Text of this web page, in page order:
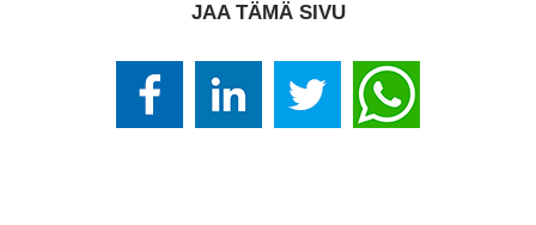
JAA TÄMÄ SIVU